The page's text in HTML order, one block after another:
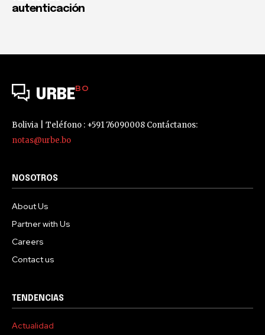
autenticación
URBEBO
Bolivia | Teléfono : +591 76090008 Contáctanos:
notas@urbe.bo
NOSOTROS
About Us
Partner with Us
Careers
Contact us
TENDENCIAS
Actualidad